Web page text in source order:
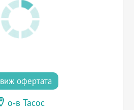
виж офертата
о-в Тасос